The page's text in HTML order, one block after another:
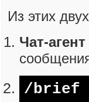
Из этих
Чат-агент
/brief